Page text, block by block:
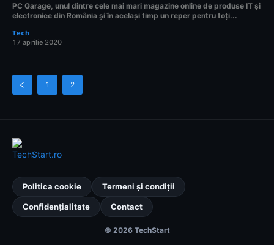
PC Garage, unul dintre cele mai mari magazine online de produse IT și
electronice din România și în același timp un reper pentru toți...
Tech
17 aprilie 2020
1 2
Politica cookie Termeni și condiții
Confidențialitate Contact
© 2026 TechStart